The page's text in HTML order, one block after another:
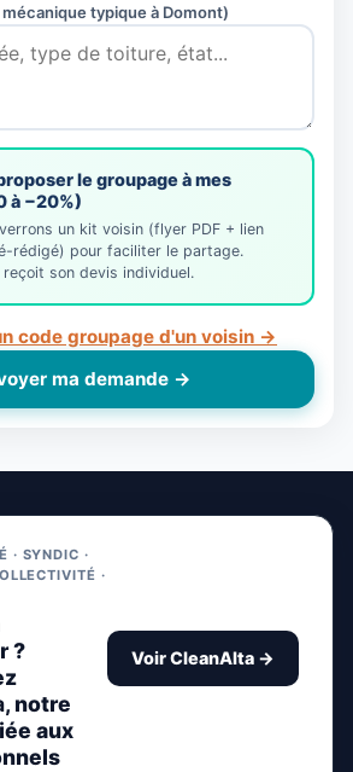
typique à Domont)
le groupage à mes
à −20%)
un kit voisin (flyer PDF + lien
rédigé) pour faciliter le partage.
son devis individuel.
code groupage d'un voisin →
ma demande →
· SYNDIC ·
·
?
, notre
aux
Voir CleanAlta →